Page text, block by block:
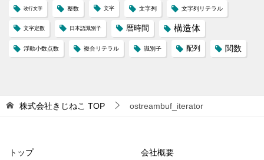
改行文字 整数 文字 文字列 文字列リテラル
文字定数 日本語識別子 暦時間 構造体
浮動小数点数 複合リテラル 識別子 配列 関数
株式会社きじねこ TOP ostreambuf_iterator
トップ 会社概要